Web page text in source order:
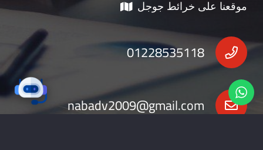
موقعنا على خرائط جوجل
01228535118
nabadv2009@gmail.com